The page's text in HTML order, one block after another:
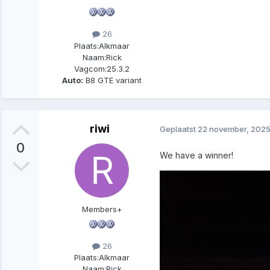
26
Plaats:Alkmaar
Naam:Rick
Vagcom:25.3.2
Auto: B8 GTE variant
0
riwi
Members+
26
Plaats:Alkmaar
Geplaatst 22 november, 2025
We have a winner!